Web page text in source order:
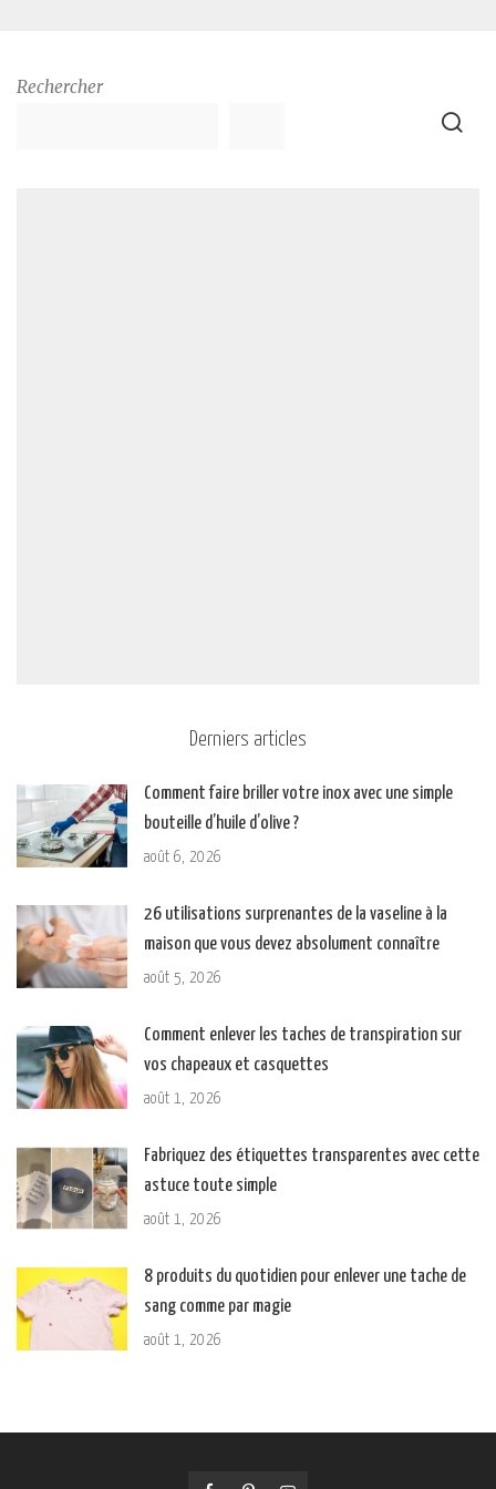
Rechercher
Derniers articles
Comment faire briller votre inox avec une simple
bouteille d’huile d’olive ?
août 6, 2026
26 utilisations surprenantes de la vaseline à la
maison que vous devez absolument connaître
août 5, 2026
Comment enlever les taches de transpiration sur
vos chapeaux et casquettes
août 1, 2026
Fabriquez des étiquettes transparentes avec cette
astuce toute simple
août 1, 2026
8 produits du quotidien pour enlever une tache de
sang comme par magie
août 1, 2026